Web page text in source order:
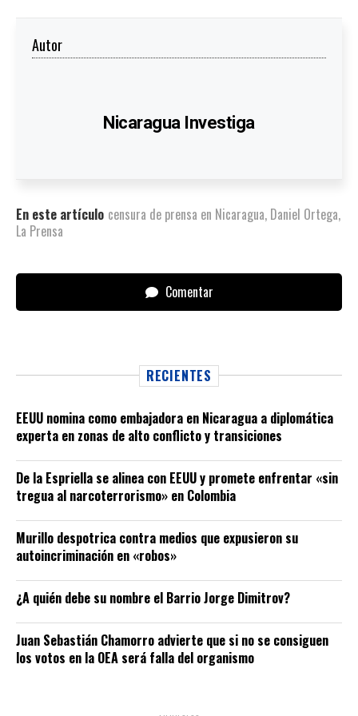
Autor
Nicaragua Investiga
En este artículo censura de prensa en Nicaragua, Daniel Ortega,
La Prensa
Comentar
RECIENTES
EEUU nomina como embajadora en Nicaragua a diplomática
experta en zonas de alto conflicto y transiciones
De la Espriella se alinea con EEUU y promete enfrentar «sin
tregua al narcoterrorismo» en Colombia
Murillo despotrica contra medios que expusieron su
autoincriminación en «robos»
¿A quién debe su nombre el Barrio Jorge Dimitrov?
Juan Sebastián Chamorro advierte que si no se consiguen
los votos en la OEA será falla del organismo